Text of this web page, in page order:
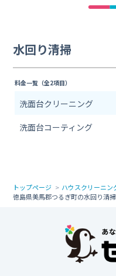
水回り清掃
料金一覧（全2項目）
洗面台クリーニング
洗面台コーティング
トップページ ハウスクリーニン
徳島県美馬郡つるぎ町の水回り清